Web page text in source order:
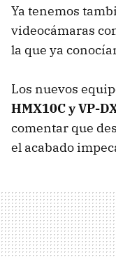
Ya tenemos
videocámaras
la que ya
Los nuevos
HMX10C y VP-
comentar que
el acabado